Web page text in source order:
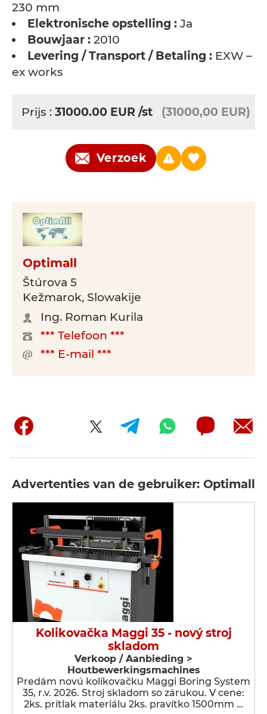
230 mm
Elektronische opstelling : Ja
Bouwjaar : 2010
Levering / Transport / Betaling : EXW –
ex works
Prijs : 31000.00 EUR /st (31000,00 EUR)
Verzoek
Optimall
Štúrova 5
Kežmarok, Slowakije
Ing. Roman Kurila
*** Telefoon ***
*** E-mail ***
Advertenties van de gebruiker: Optimall
Kolikovačka Maggi 35 - nový stroj
skladom
Verkoop / Aanbieding >
Houtbewerkingsmachines
Predám novú kolíkovačku Maggi Boring System
35, r.v. 2026. Stroj skladom so zárukou. V cene:
2ks. prítlak materiálu 2ks. pravítko 1500mm …